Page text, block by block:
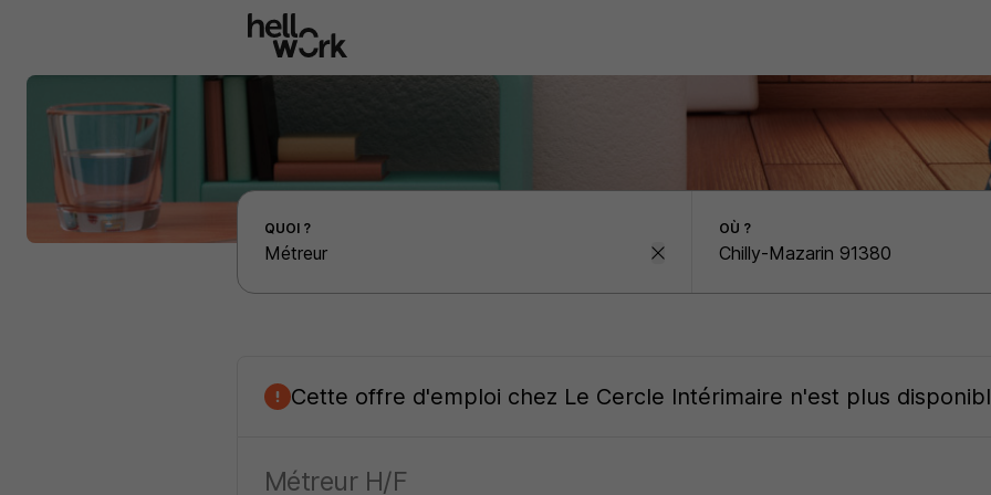
Effectuer une recherche d'emploi par localité
QUOI ? OÙ ?
Cette offre d'emploi chez Le Cercle Intérimaire n'est plus
Métreur H/F